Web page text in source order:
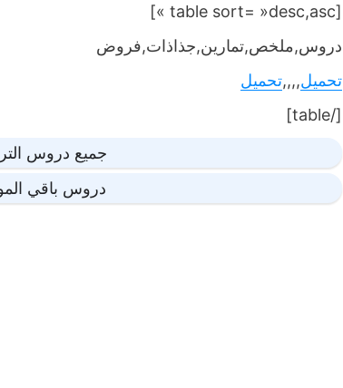
[table sort= »desc,asc »]
دروس,ملخص,تمارين,جذاذات,فروض
تحميل,,,,تحميل
[/table]
جميع دروس
دروس باقي